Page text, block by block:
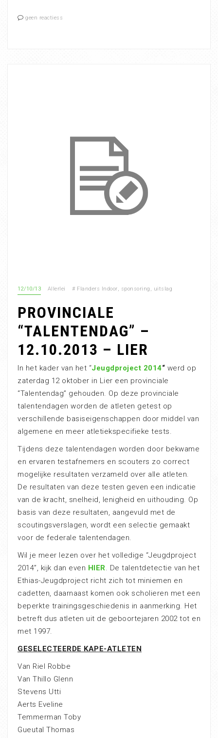
geen reactiess
12/10/13 Allerlei # Flanders Indoor, sponsoring , uitslag
PROVINCIALE
“TALENTENDAG” –
12.10.2013 – LIER
In het kader van het “Jeugdproject 2014“ werd op
zaterdag 12 oktober in Lier een provinciale
“Talentendag” gehouden. Op deze provinciale
talentendagen worden de atleten getest op
verschillende basiseigenschappen door middel van
algemene en meer atletiekspecifieke tests.
Tijdens deze talentendagen worden door bekwame
en ervaren testafnemers en scouters zo correct
mogelijke resultaten verzameld over alle atleten.
De resultaten van deze testen geven een indicatie
van de kracht, snelheid, lenigheid en uithouding. Op
basis van deze resultaten, aangevuld met de
scoutingsverslagen, wordt een selectie gemaakt
voor de federale talentendagen.
Wil je meer lezen over het volledige “Jeugdproject
2014”, kijk dan even HIER. De talentdetectie van het
Ethias-Jeugdproject richt zich tot miniemen en
cadetten, daarnaast komen ook scholieren met een
beperkte trainingsgeschiedenis in aanmerking. Het
betreft dus atleten uit de geboortejaren 2002 tot en
met 1997.
GESELECTEERDE KAPE-ATLETEN
Van Riel Robbe
Van Thillo Glenn
Stevens Utti
Aerts Eveline
Temmerman Toby
Gueutal Thomas